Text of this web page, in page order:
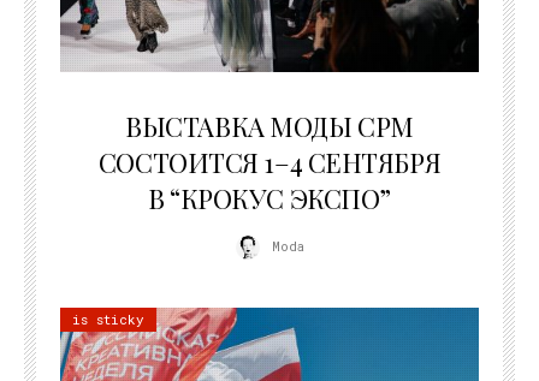
ВЫСТАВКА МОДЫ CPM
СОСТОИТСЯ 1–4 СЕНТЯБРЯ
В “КРОКУС ЭКСПО”
Moda
is sticky